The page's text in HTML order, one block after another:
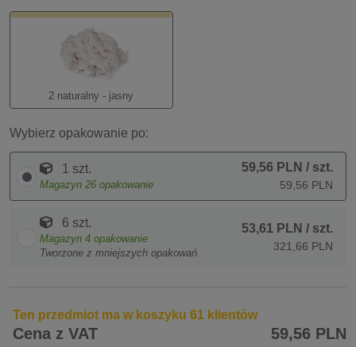
2 naturalny - jasny
Wybierz opakowanie po:
1 szt.
Magazyn 26 opakowanie
59,56 PLN / szt.
59,56 PLN
6 szt.
Magazyn 4 opakowanie
Tworzone z mniejszych opakowań
53,61 PLN / szt.
321,66 PLN
Ten przedmiot ma w koszyku 61 klientów
Cena z VAT 59,56 PLN